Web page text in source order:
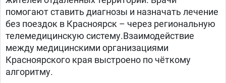
помогают ставить диагнозы и назначать лечение
без поездок в Красноярск – через региональную
телемедицинскую систему.Взаимодействие
между медицинскими организациями
Красноярского края выстроено по чёткому
алгоритму.